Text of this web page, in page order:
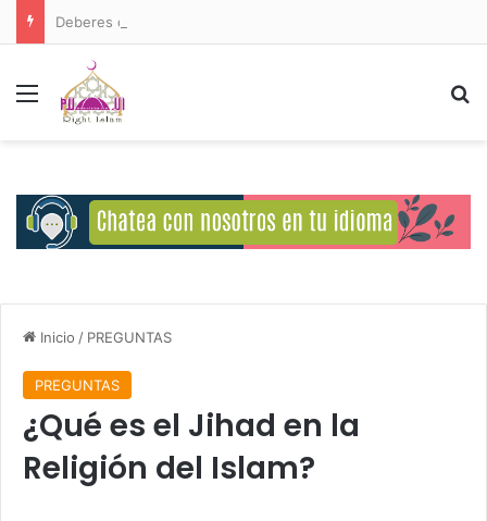
Deberes del Ser Humano Hacia Allah
Menú
Inicio / PREGUNTAS
PREGUNTAS
¿Qué es el Jihad en la
Religión del Islam?